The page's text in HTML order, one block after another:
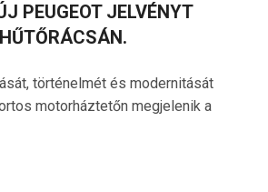
PEUGEOT JELVÉNYT
történelmét és modernitását
motorháztetőn megjelenik a